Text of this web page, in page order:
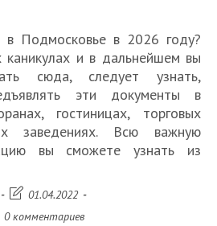
Подмосковье в 2026 году?
каникулах и в дальнейшем вы
сюда, следует узнать,
эти документы в
гостиницах, торговых
заведениях. Всю важную
вы сможете узнать из
Запись
изменена:
01.04.2022
0 комментариев